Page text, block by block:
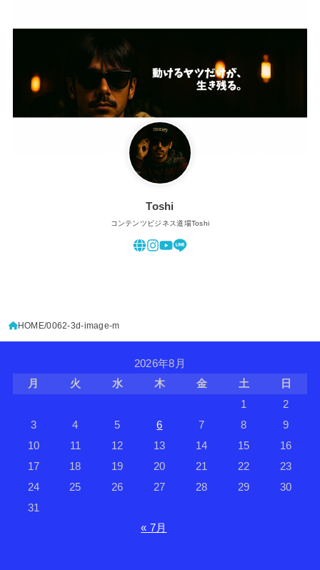
Toshi
コンテンツビジネス道場Toshi
HOME 0062-3d-image-m
2026年8月
月
火 水 木 金 土
日
1
2
3
4 5 6 7 8
9
10
11 12 13 14 15
16
17
18 19 20 21 22
23
24
25 26 27 28 29
30
31
« 7月